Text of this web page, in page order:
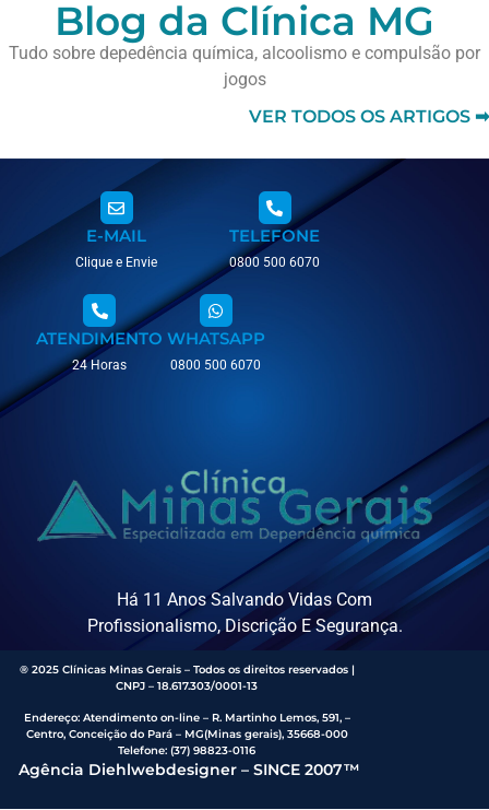
Blog da Clínica MG
Tudo sobre depedência química, alcoolismo e compulsão por
jogos
VER TODOS OS ARTIGOS ➡
E-MAIL
Clique e Envie
TELEFONE
0800 500 6070
ATENDIMENTO
24 Horas
WHATSAPP
0800 500 6070
Há 11 Anos Salvando Vidas Com
Profissionalismo, Discrição E Segurança.
® 2025 Clínicas Minas Gerais – Todos os direitos reservados |
CNPJ – 18.617.303/0001-13
Endereço: Atendimento on-line – R. Martinho Lemos, 591, –
Centro, Conceição do Pará – MG(Minas gerais), 35668-000
Telefone:(37) 98823-0116
Agência Diehlwebdesigner – SINCE 2007™